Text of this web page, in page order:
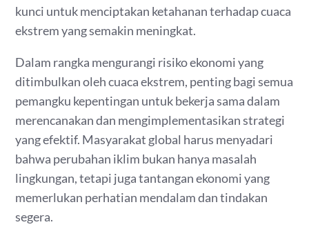
kunci untuk menciptakan ketahanan terhadap cuaca
ekstrem yang semakin meningkat.
Dalam rangka mengurangi risiko ekonomi yang
ditimbulkan oleh cuaca ekstrem, penting bagi semua
pemangku kepentingan untuk bekerja sama dalam
merencanakan dan mengimplementasikan strategi
yang efektif. Masyarakat global harus menyadari
bahwa perubahan iklim bukan hanya masalah
lingkungan, tetapi juga tantangan ekonomi yang
memerlukan perhatian mendalam dan tindakan
segera.